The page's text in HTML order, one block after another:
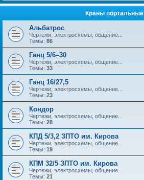
Краны портальные
Альбатрос
Чертежи, электросхемы, общение...
Темы: 86
Ганц 5/6–30
Чертежи, электросхемы, общение...
Темы: 33
Ганц 16/27,5
Чертежи, электросхемы, общение...
Темы: 23
Кондор
Чертежи, электросхемы, общение...
Темы: 28
КПД 5/3,2 ЗПТО им. Кирова
Чертежи, электросхемы, общение...
Темы: 19
КПМ 32/5 ЗПТО им. Кирова
Чертежи, электросхемы, общение...
Темы: 21